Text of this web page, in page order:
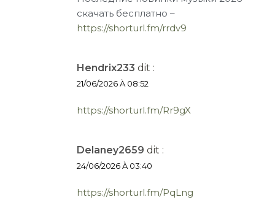
скачать бесплатно –
https://shorturl.fm/rrdv9
Hendrix233 dit :
21/06/2026 À 08:52
https://shorturl.fm/Rr9gX
Delaney2659 dit :
24/06/2026 À 03:40
https://shorturl.fm/PqLng